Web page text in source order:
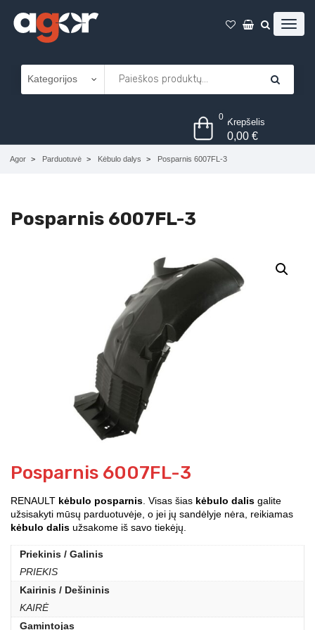
0 Krepšelis
0,00€
Agor Parduotuvė Kėbulo dalys Posparnis 6007FL-3
Posparnis 6007FL-3
Posparnis 6007FL-3
RENAULT kėbulo posparnis . Visas šias kėbulo dalis galite
užsisakyti mūsų parduotuvėje, o jei jų sandėlyje nėra, reikiamas
kėbulo dalis užsakome iš savo tiekėjų.
Priekinis / Galinis
PRIEKIS
Kairinis / Dešininis
KAIRĖ
Gamintojas